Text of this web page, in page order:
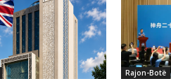
Rajon-Botë